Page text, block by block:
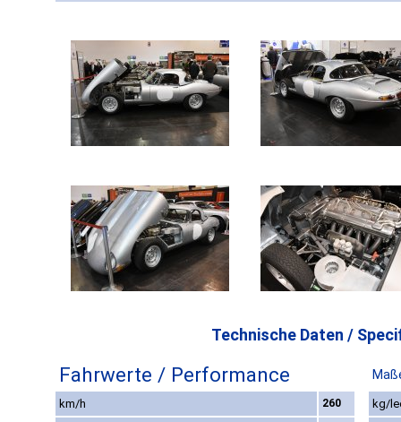
Technische Daten /
Fahrwerte / Performance
km/h 260
kg/